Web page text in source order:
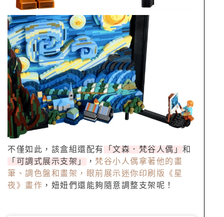
不僅如此，該盒組還配有 「文森．梵谷人偶」 和
「可調式展示支架」
， 梵谷小人偶拿著他的畫
筆、調色盤和畫架，眼前展示迷你印刷版《星
夜》畫作 ，妞妞們還能夠隨意調整支架呢！